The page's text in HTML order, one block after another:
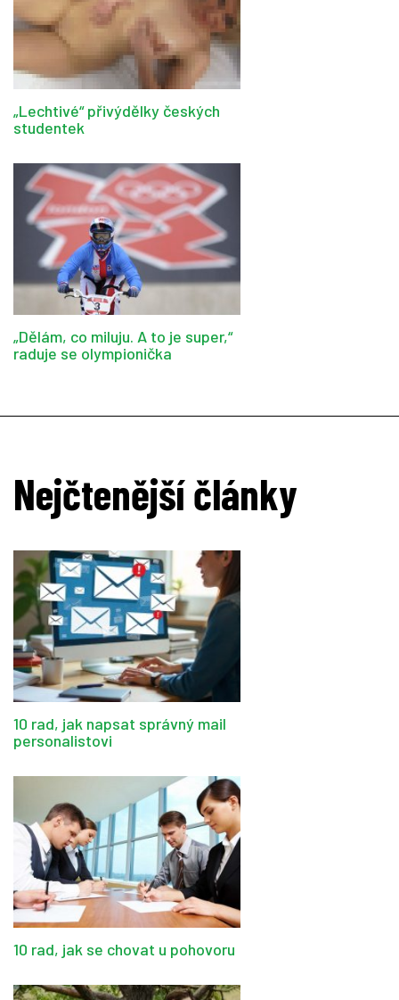
„Lechtivé“ přivýdělky českých
studentek
„Dělám, co miluju. A to je super,“
raduje se olympionička
Nejčtenější články
10 rad, jak napsat správný mail
personalistovi
10 rad, jak se chovat u pohovoru